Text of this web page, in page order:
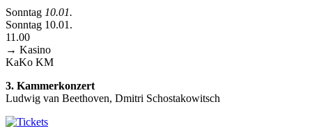
Sonntag 10.01.
Sonntag 10.01.
11.00
→ Kasino
KaKo KM
3. Kammerkonzert
Ludwig van Beethoven, Dmitri Schostakowitsch